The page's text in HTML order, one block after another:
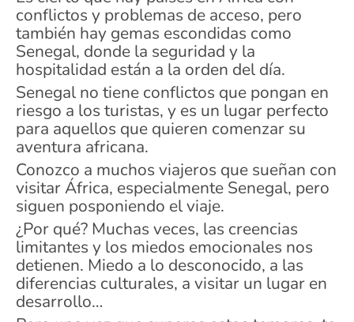
conflictos y problemas de acceso, pero
también hay gemas escondidas como
Senegal, donde la seguridad y la
hospitalidad están a la orden del día.
Senegal no tiene conflictos que pongan en
riesgo a los turistas, y es un lugar perfecto
para aquellos que quieren comenzar su
aventura africana.
Conozco a muchos viajeros que sueñan con
visitar África, especialmente Senegal, pero
siguen posponiendo el viaje.
¿Por qué? Muchas veces, las creencias
limitantes y los miedos emocionales nos
detienen. Miedo a lo desconocido, a las
diferencias culturales, a visitar un lugar en
desarrollo…